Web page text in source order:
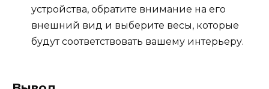
устройства, обратите внимание на его
внешний вид и выберите весы, которые
будут соответствовать вашему интерьеру.